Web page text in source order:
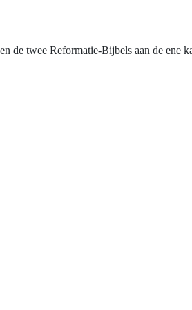
de twee Reformatie-Bijbels aan de ene